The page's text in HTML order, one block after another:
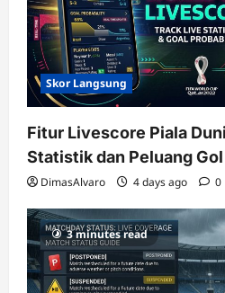
Skor Langsung
Fitur Livescore Piala
Statistik dan Peluang
DimasAlvaro 4 days ago 0
3 minutes read